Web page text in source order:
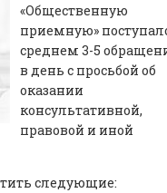
«Общественную
приемную»
среднем 3-5
в день с просьбой об
оказании
консультативной,
правовой и иной
следующие: